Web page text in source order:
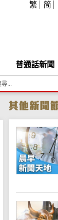
繁 简
普通話新聞